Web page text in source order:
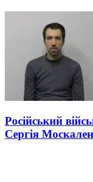
Російський
Сергія